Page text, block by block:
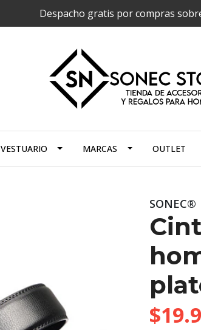
Despacho gratis por compras
VESTUARIO MARCAS OUTLET
SONEC®